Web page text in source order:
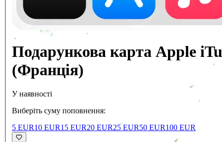
Подарункова карта Apple
(Франція)
У наявності
Виберіть суму поповнення:
5 EUR10 EUR15 EUR20 EUR25 EUR50 EUR100 EUR